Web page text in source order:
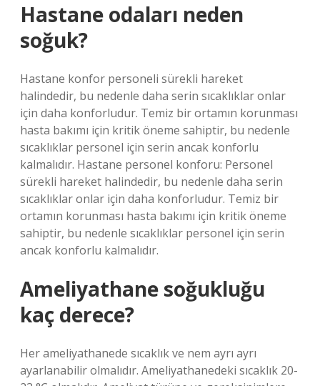
Hastane odaları neden
soğuk?
Hastane konfor personeli sürekli hareket
halindedir, bu nedenle daha serin sıcaklıklar onlar
için daha konforludur. Temiz bir ortamın korunması
hasta bakımı için kritik öneme sahiptir, bu nedenle
sıcaklıklar personel için serin ancak konforlu
kalmalıdır. Hastane personel konforu: Personel
sürekli hareket halindedir, bu nedenle daha serin
sıcaklıklar onlar için daha konforludur. Temiz bir
ortamın korunması hasta bakımı için kritik öneme
sahiptir, bu nedenle sıcaklıklar personel için serin
ancak konforlu kalmalıdır.
Ameliyathane soğukluğu
kaç derece?
Her ameliyathanede sıcaklık ve nem ayrı ayrı
ayarlanabilir olmalıdır. Ameliyathanedeki sıcaklık 20-